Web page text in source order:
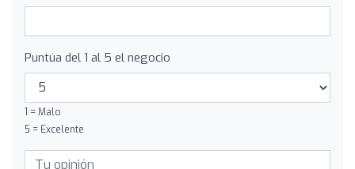
Puntúa del 1 al 5 el negocio
1 = Malo
5 = Excelente